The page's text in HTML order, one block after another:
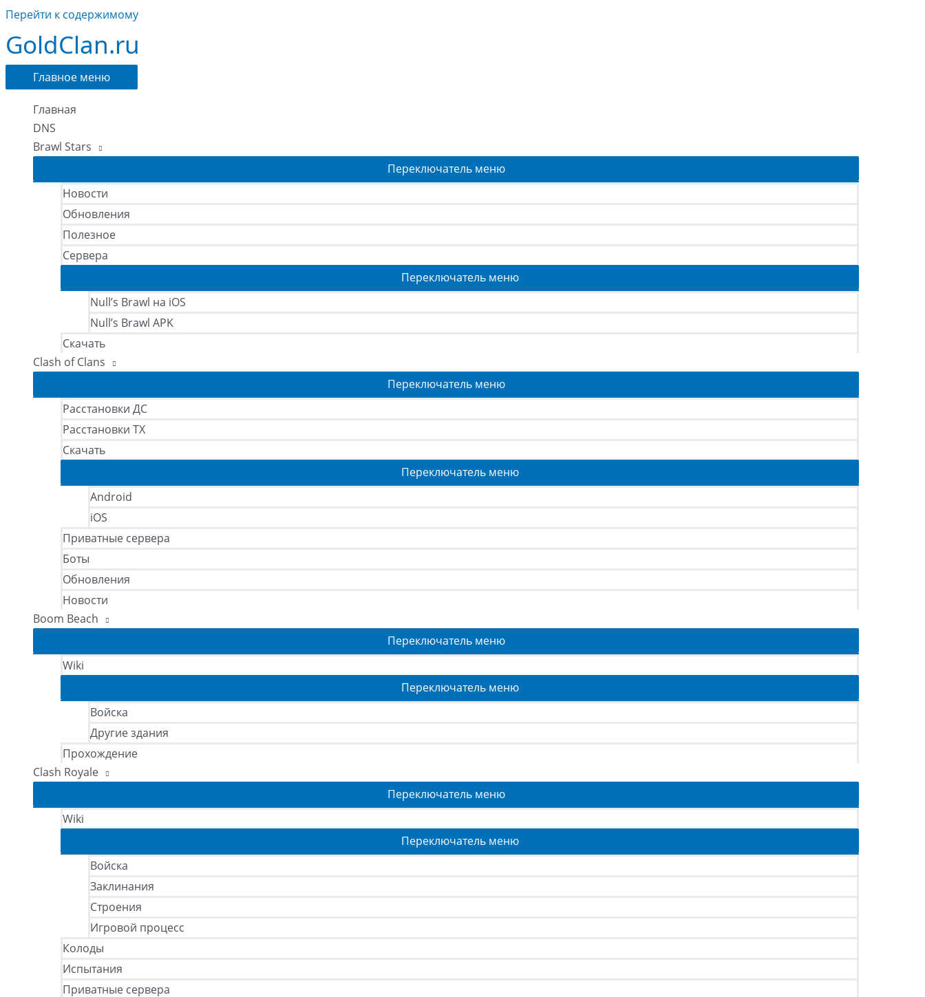
Перейти к содержимому
GoldClan.ru
Главное меню
Главная
DNS
Brawl Stars
Переключатель меню
Новости
Обновления
Полезное
Сервера
Переключатель меню
Null’s Brawl на iOS
Null’s Brawl APK
Скачать
Clash of Clans
Переключатель меню
Расстановки ДС
Расстановки ТХ
Скачать
Переключатель меню
Android
iOS
Приватные сервера
Боты
Обновления
Новости
Boom Beach
Переключатель меню
Wiki
Переключатель меню
Войска
Другие здания
Прохождение
Clash Royale
Переключатель меню
Wiki
Переключатель меню
Войска
Заклинания
Строения
Игровой процесс
Колоды
Испытания
Приватные сервера